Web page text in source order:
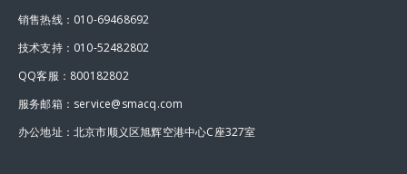
销售热线：010-69468692
技术支持：010-52482802
QQ客服：800182802
服务邮箱：service@smacq.com
办公地址：北京市顺义区旭辉空港中心C座327室